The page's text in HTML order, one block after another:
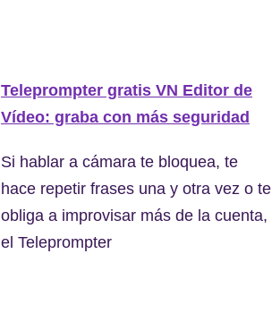
Teleprompter gratis VN Editor de
Vídeo: graba con más seguridad
Si hablar a cámara te bloquea, te
hace repetir frases una y otra vez o te
obliga a improvisar más de la cuenta,
el Teleprompter